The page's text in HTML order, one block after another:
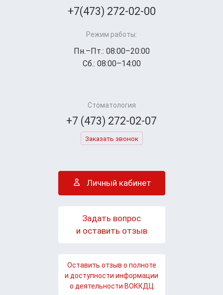
+7(473) 272-02-00
Режим работы:
Пн.–Пт.: 08:00–20:00
Сб.: 08:00–14:00
Стоматология
+7 (473) 272-02-07
Заказать звонок
Личный кабинет
Задать вопрос
и оставить отзыв
Оставить отзыв о полноте
и доступности информации
о деятельности ВОККДЦ